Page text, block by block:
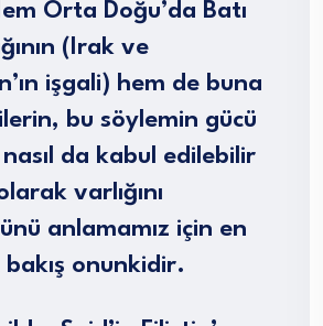
Orta Doğu’da Batı
(Irak ve
işgali) hem de buna
bu söylemin gücü
da kabul edilebilir
varlığını
anlamamız için en
onunkidir.